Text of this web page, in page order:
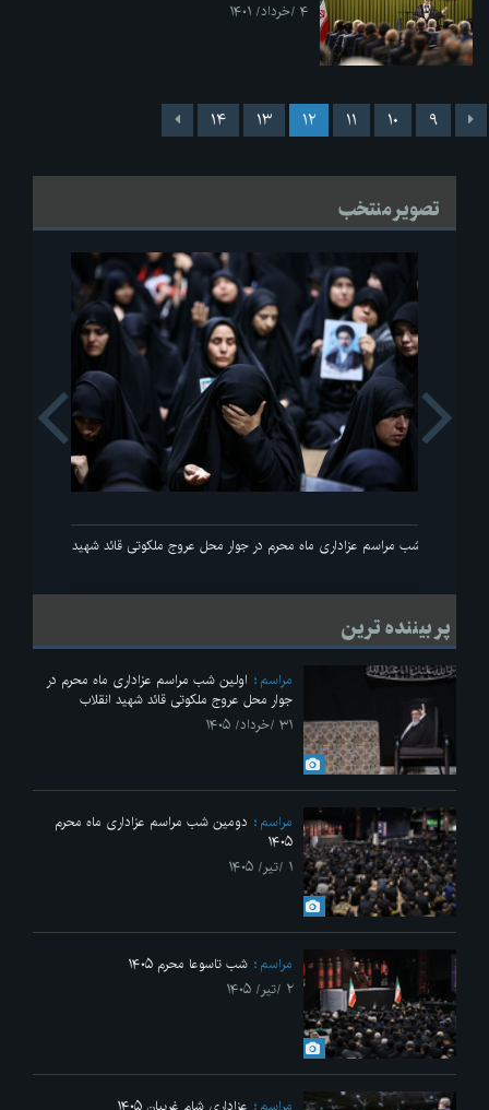
۴ /خرداد/ ۱۴۰۱
۹ ۱۰ ۱۱ ۱۲ ۱۳ ۱۴
تصویر منتخب
اولین شب مراسم عزاداری ماه محرم در جوار محل عروج ملکوتی قائد شهید انقلاب
Next
پر بیننده ترین
مراسم
اولین شب مراسم عزاداری ماه محرم در
جوار محل عروج ملکوتی قائد شهید انقلاب
۳۱ /خرداد/ ۱۴۰۵
مراسم
دومین شب مراسم عزاداری ماه محرم
۱۴۰۵
۱ /تیر/ ۱۴۰۵
مراسم
شب تاسوعا محرم ۱۴۰۵
۲ /تیر/ ۱۴۰۵
مراسم
عزاداری شام غریبان ۱۴۰۵